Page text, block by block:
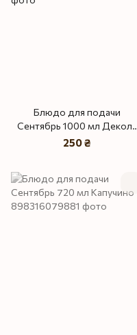
Блюдо для подачи
Сентябрь 1000 мл Деколь
Золотая Кала
250 ₴